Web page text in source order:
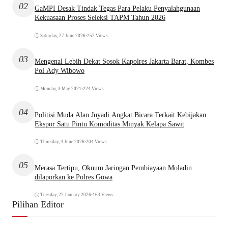
02
GaMPI Desak Tindak Tegas Para Pelaku Penyalahgunaan
Kekuasaan Proses Seleksi TAPM Tahun 2026
Saturday, 27 June 2026•252 Views
03
Mengenal Lebih Dekat Sosok Kapolres Jakarta Barat, Kombes
Pol Ady Wibowo
Monday, 3 May 2021 •224 Views
04
Politisi Muda Alan Juyadi Angkat Bicara Terkait Kebijakan
Ekspor Satu Pintu Komoditas Minyak Kelapa Sawit
Thursday, 4 June 2026•204 Views
05
Merasa Tertipu, Oknum Jaringan Pembiayaan Moladin
dilaporkan ke Polres Gowa
Tuesday, 27 January 2026•163 Views
Pilihan Editor